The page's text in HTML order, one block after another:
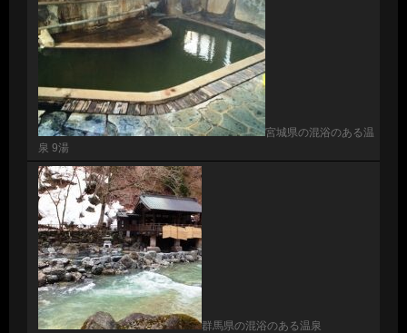
宮城県の混浴のある温
泉 9湯
群馬県の混浴のある温泉